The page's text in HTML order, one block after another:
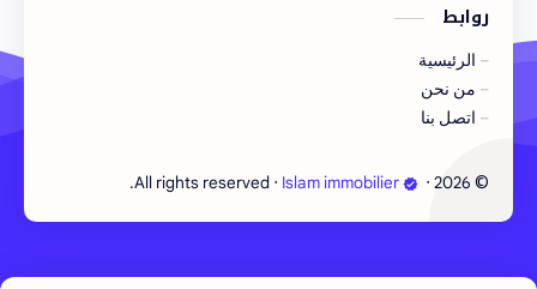
روابط
الرئيسية
من نحن
اتصل بنا
©
2026
‧
Islam immobilier
‧ All rights reserved.